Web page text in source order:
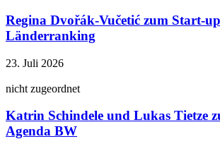
Regina Dvořák-Vučetić zum Start-
Länderranking
23. Juli 2026
nicht zugeordnet
Katrin Schindele und Lukas Tietze
Agenda BW